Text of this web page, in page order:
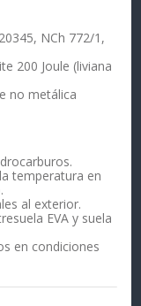
NCh 772/1,
200 Joule (liviana
no metálica
temperatura en
al exterior.
EVA y suela
en condiciones